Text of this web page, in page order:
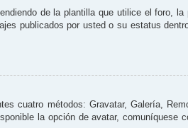
de la plantilla que utilice el foro,
publicados por usted o su estatus
cuatro métodos: Gravatar, Galería,
la opción de avatar, comuníquese